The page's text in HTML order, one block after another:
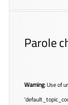
Parole
Warning: Use of